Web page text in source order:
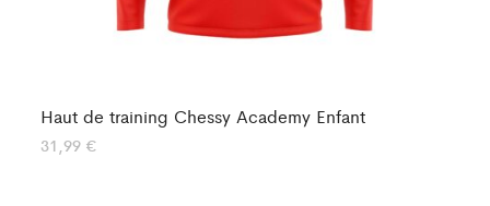
Haut de training Chessy Academy Enfant
31,99 €